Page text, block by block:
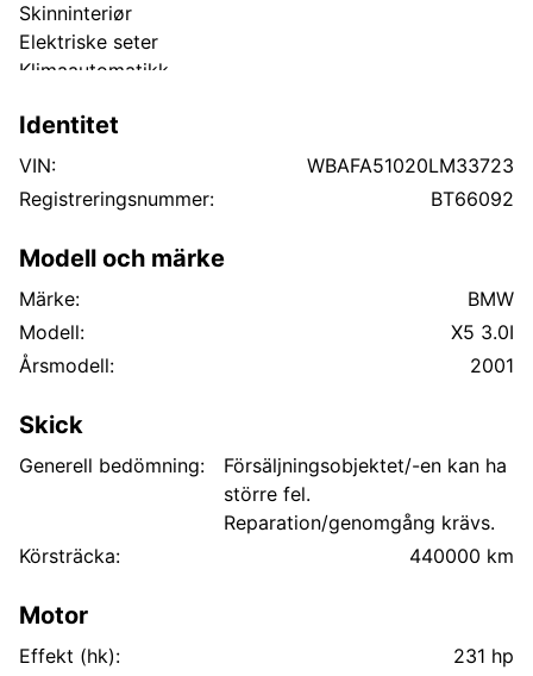
Skinninteriør
Elektriske seter
Klimaautomatikk
Hengerfeste
Takrails
Firehjulstrekk (xDrive)
Modellår: 2001
Kilometerstand: Ca. 440.000 km
Registreringsnummer: BT66092
Drivstoff: Diesel
Kjente forhold
Bilen starter ikke.
Har stått lagret over lengre tid.
Selges som reparasjonsobjekt.
Kjøper må påregne feil og mangler.
Selges som den står.
Identitet
VIN:
WBAFA51020LM33723
Registreringsnummer:
BT66092
Modell och märke
Märke:
BMW
Modell:
X5 3.0I
Årsmodell:
2001
Skick
Generell bedömning:
Försäljningsobjektet/-en kan ha
större fel.
Reparation/genomgång krävs.
Körsträcka:
440000 km
Motor
Effekt (hk):
231 hp